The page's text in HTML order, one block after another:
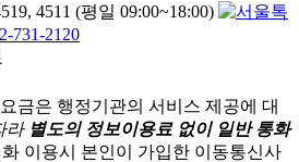
4511 (평일 09:00~18:00)
731-2120
금은 행정기관의 서비스 제공에 대
라 별도의 정보이용료 없이 일반 통화
이용시 본인이 가입한 이동통신사